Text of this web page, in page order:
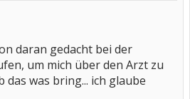
daran gedacht bei der
um mich über den Arzt zu
das was bring... ich glaube